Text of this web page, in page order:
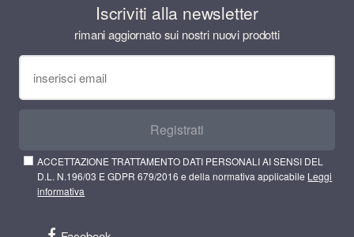
Iscriviti alla newsletter
rimani aggiornato sui nostri nuovi prodotti
Registrati
ACCETTAZIONE TRATTAMENTO DATI PERSONALI AI SENSI DEL
D.L. N.196/03 E GDPR 679/2016 e della normativa applicabile Leggi
informativa